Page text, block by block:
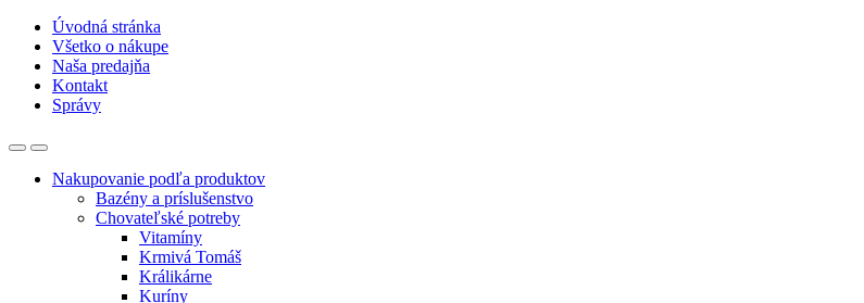
Úvodná stránka
Všetko o nákupe
Naša predajňa
Kontakt
Správy
Nakupovanie podľa produktov
Bazény a príslušenstvo
Chovateľské potreby
Vitamíny
Krmivá Tomáš
Králikárne
Kuríny